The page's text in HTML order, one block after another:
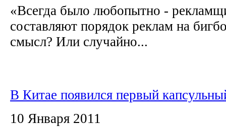
«Всегда было любопытно -
составляют порядок реклам на
смысл? Или случайно...
В Китае появился первый
10 Января 2011